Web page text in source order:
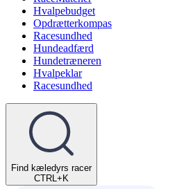
Hvalpebudget
Opdrætterkompas
Racesundhed
Hundeadfærd
Hundetræneren
Hvalpeklar
Racesundhed
Find kæledyrs racer
CTRL+K